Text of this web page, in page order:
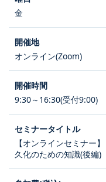
金
オンライン(Zoom)
9:30～16:30(受付9:00)
【オンラインセミナー
久化のための知識(後編)